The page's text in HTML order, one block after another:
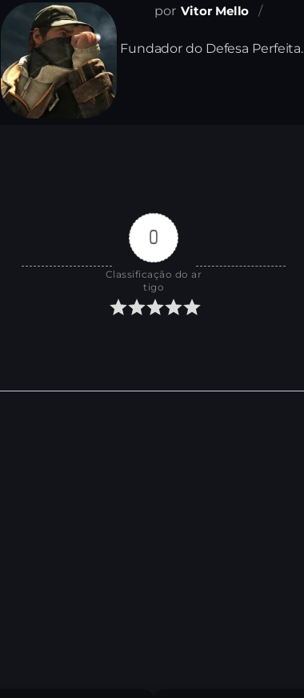
Vitor Mello
Fundador do Defesa Perfeita.
0
Classificação do ar
tigo